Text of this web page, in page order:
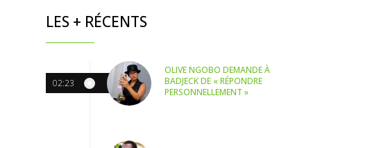
LES + RÉCENTS
02:23
OLIVE NGOBO DEMANDE À
BADJECK DE « RÉPONDRE
PERSONNELLEMENT »